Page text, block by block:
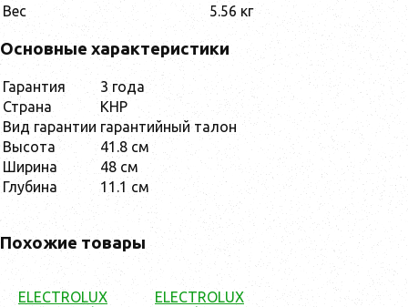
Вес
5.56 кг
Основные характеристики
Гарантия
3 года
Страна
КНР
Вид гарантии гарантийный талон
Высота
41.8 см
Ширина
48 см
Глубина
11.1 см
Похожие товары
ELECTROLUX
ELECTROLUX